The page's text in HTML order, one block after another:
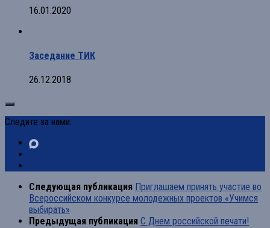
16.01.2020
Заседание ТИК
26.12.2018
Следите за нами:
Следующая публикация Приглашаем принять участие во
Всероссийском конкурсе молодежных проектов «Учимся
выбирать»
Предыдущая публикация С Днем российской печати!